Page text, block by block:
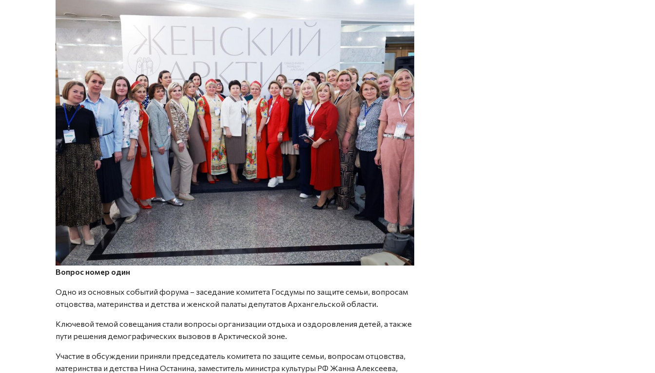
Вопрос номер один
Одно из основных событий форума – заседание комитета Госдумы по защите семьи, вопросам
отцовства, материнства и детства и женской палаты депутатов Архангельской области.
Ключевой темой совещания стали вопросы организации отдыха и оздоровления детей, а также
пути решения демографических вызовов в Арктической зоне.
Участие в обсуждении приняли председатель комитета по защите семьи, вопросам отцовства,
материнства и детства Нина Останина, заместитель министра культуры РФ Жанна Алексеева,